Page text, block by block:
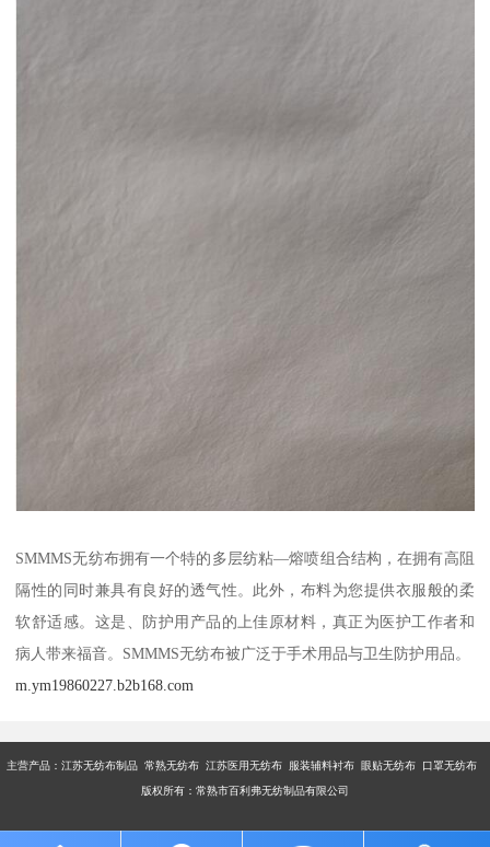
SMMMS无纺布拥有一个特的多层纺粘—熔喷组合结构，在拥有高阻
隔性的同时兼具有良好的透气性。此外，布料为您提供衣服般的柔
软舒适感。这是、防护用产品的上佳原材料，真正为医护工作者和
病人带来福音。SMMMS无纺布被广泛于手术用品与卫生防护用品。
m.ym19860227.b2b168.com
主营产品：江苏无纺布制品 常熟无纺布 江苏医用无纺布 服装辅料衬布 眼贴无纺布 口罩无纺布
版权所有：常熟市百利弗无纺制品有限公司